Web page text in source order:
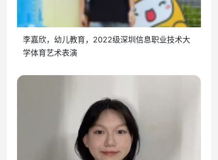
李嘉欣，幼儿教育，2022级深圳信息职业技术大
学体育艺术表演